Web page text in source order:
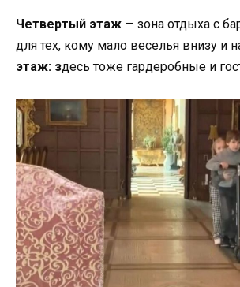
Четвертый этаж — зона отдыха с
для тех, кому мало веселья внизу и
этаж: здесь тоже гардеробные и